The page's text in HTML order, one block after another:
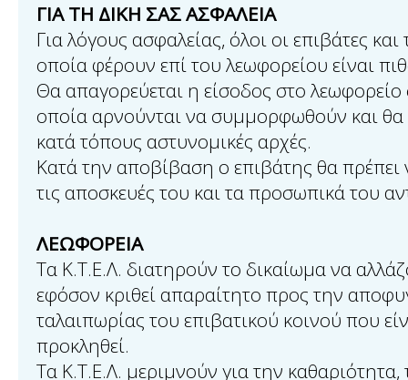
ΓΙΑ ΤΗ ΔΙΚΗ ΣΑΣ ΑΣΦΑΛΕΙΑ
Για λόγους ασφαλείας, όλοι οι επιβάτες και
οποία φέρουν επί του λεωφορείου είναι
Θα απαγορεύεται η είσοδος στο
οποία αρνούνται να συμμορφωθούν και θα
κατά τόπους αστυνομικές αρχές.
Κατά την αποβίβαση ο επιβάτης θα πρέπει
τις αποσκευές του και τα προσωπικά του
ΛΕΩΦΟΡΕΙΑ
Τα Κ.Τ.Ε.Λ. διατηρούν το δικαίωμα να
εφόσον κριθεί απαραίτητο προς την
ταλαιπωρίας του επιβατικού κοινού που
προκληθεί.
Τα Κ.Τ.Ε.Λ. μεριμνούν για την